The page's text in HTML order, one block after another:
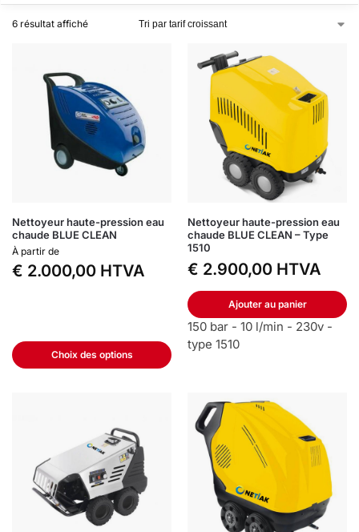
6 résultat affiché
Nettoyeur haute-pression eau
chaude BLUE CLEAN
À partir de
€ 2.000,00 HTVA
Choix des options
Nettoyeur haute-pression eau
chaude BLUE CLEAN – Type
1510
€ 2.900,00 HTVA
Ajouter au panier
150 bar - 10 l/min - 230v -
type 1510